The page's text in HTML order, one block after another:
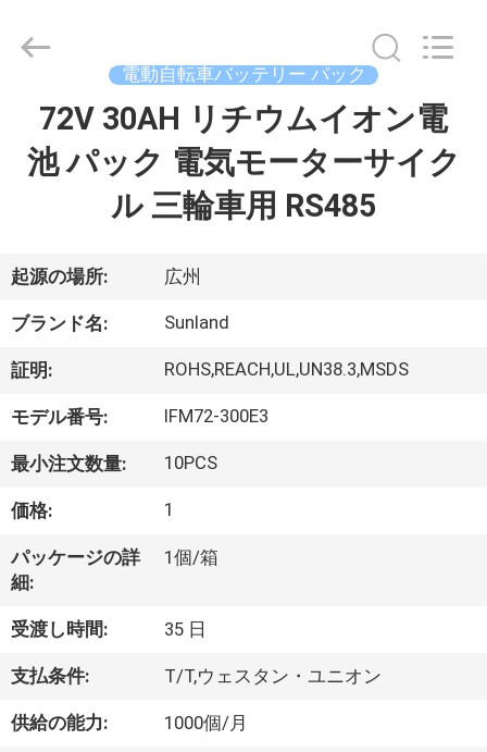
ビ
デ
オ
私
達
に
て
Copyright
Sunland
Reserved.
電動自転車バッテリー パック
72V 30AH リチウムイオン電
池 パック 電気モーターサイク
ル 三輪車用 RS485
起源の場所: 広州
ブランド名: Sunland
証明: ROHS,REACH,UL,UN38.3,MSDS
モデル番号: IFM72-300E3
最小注文数量: 10PCS
価格: 1
パッケージの詳
細:
1個/箱
受渡し時間: 35 日
支払条件: T/T,ウェスタン・ユニオン
供給の能力: 1000個/月